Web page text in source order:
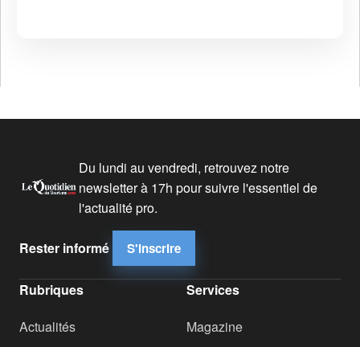
Du lundi au vendredi, retrouvez notre
newsletter à 17h pour suivre l'essentiel de
l'actualité pro.
Rester informé S'inscrire
Rubriques
Actualités
Services
Magazine